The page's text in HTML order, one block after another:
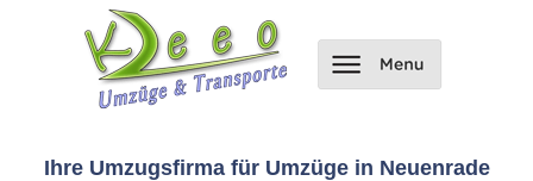
Ihre Umzugsfirma für Umzüge in Neuenrade